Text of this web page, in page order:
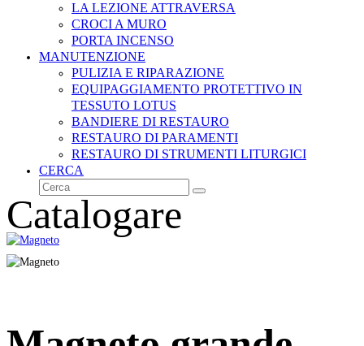
LA LEZIONE ATTRAVERSA
CROCI A MURO
PORTA INCENSO
MANUTENZIONE
PULIZIA E RIPARAZIONE
EQUIPAGGIAMENTO PROTETTIVO IN
TESSUTO LOTUS
BANDIERE DI RESTAURO
RESTAURO DI PARAMENTI
RESTAURO DI STRUMENTI LITURGICI
CERCA
Cerca
Invia
Catalogare